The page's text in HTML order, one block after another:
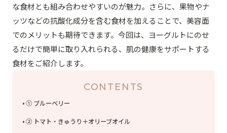
な食材とも組み合わせやすいのが魅力。さらに、果物やナ
ッツなどの抗酸化成分を含む食材を加えることで、美容面
でのメリットも期待できます。今回は、ヨーグルトにのせ
るだけで簡単に取り入れられる、肌の健康をサポートする
食材をご紹介します。
CONTENTS
① ブルーベリー
② トマト・きゅうり＋オリーブオイル